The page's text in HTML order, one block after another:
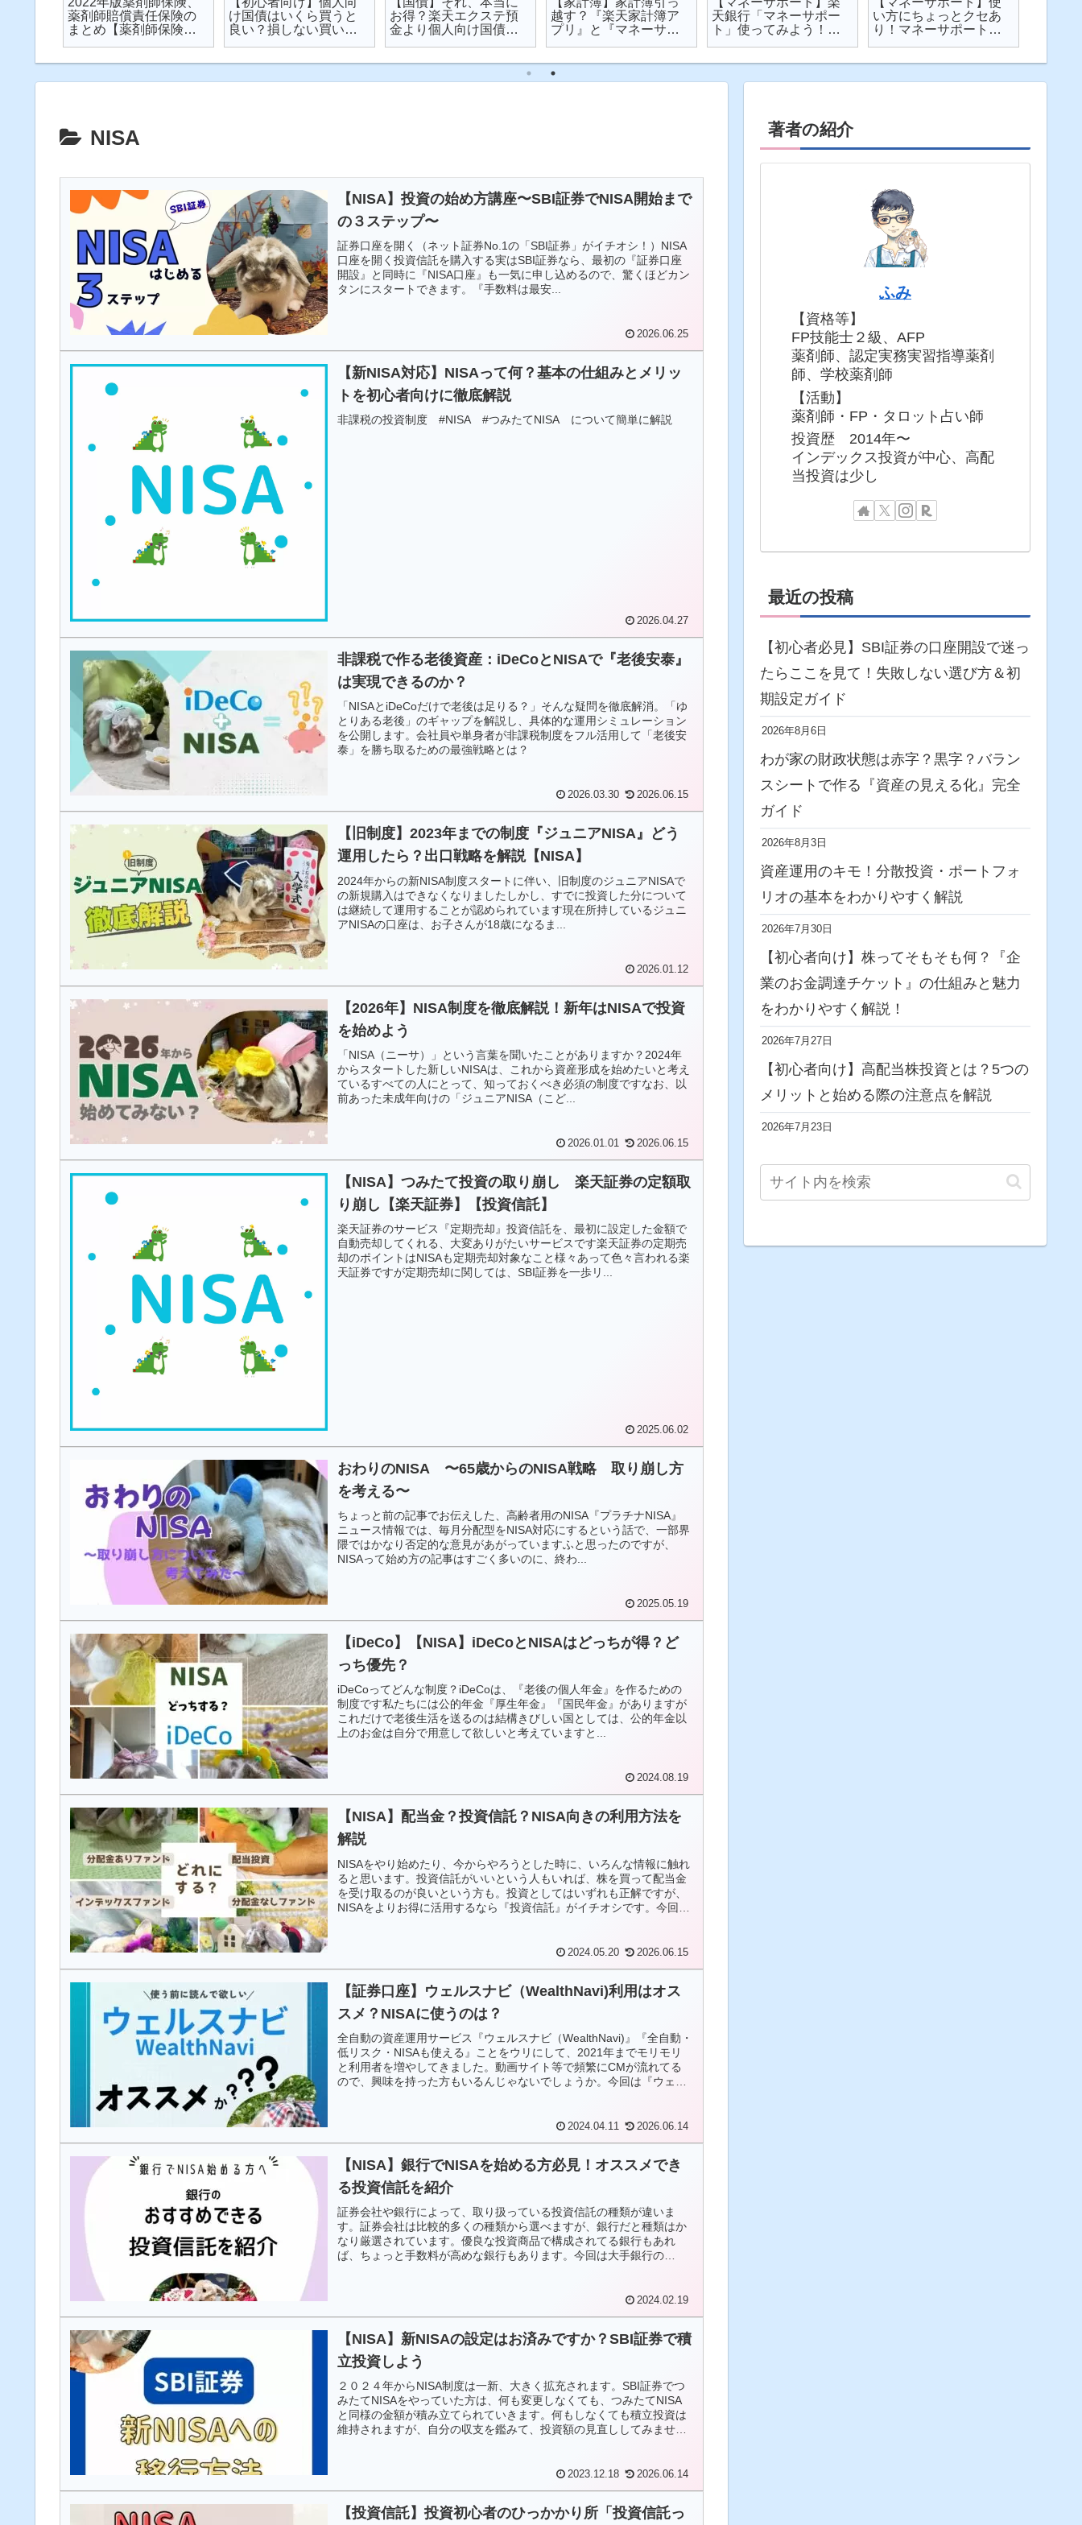
薬剤師賠償責任保険の
まとめ【薬剤師保険】
け国債はいくら買うと
良い？損しない買い方
お得？楽天エクステ預
金より個人向け国債を
越す？『楽天家計簿ア
プリ』と『マネーサポ
天銀行「マネーサポー
ト」使ってみよう！
い方にちょっとクセあ
り！マネーサポートの
NISA
【NISA】投資の始め方講座〜SBI証券でNISA開始まで
の３ステップ〜
証券口座を開く（ネット証券No.1の「SBI証券」がイチオシ！）NISA
口座を開く投資信託を購入する実はSBI証券なら、最初の『証券口座
開設』と同時に『NISA口座』も一気に申し込めるので、驚くほどカン
タンにスタートできます。『手数料は最安...
2026.06.25
【新NISA対応】NISAって何？基本の仕組みとメリッ
トを初心者向けに徹底解説
非課税の投資制度 #NISA #つみたてNISA について簡単に解説
2026.04.27
非課税で作る老後資産：iDeCoとNISAで『老後安泰』
は実現できるのか？
「NISAとiDeCoだけで老後は足りる？」そんな疑問を徹底解消。「ゆ
とりある老後」のギャップを解説し、具体的な運用シミュレーション
を公開します。会社員や単身者が非課税制度をフル活用して「老後安
泰」を勝ち取るための最強戦略とは？
2026.03.30 2026.06.15
【旧制度】2023年までの制度『ジュニアNISA』どう
運用したら？出口戦略を解説【NISA】
2024年からの新NISA制度スタートに伴い、旧制度のジュニアNISAで
の新規購入はできなくなりましたしかし、すでに投資した分について
は継続して運用することが認められています現在所持しているジュニ
アNISAの口座は、お子さんが18歳になるま...
2026.01.12
【2026年】NISA制度を徹底解説！新年はNISAで投資
を始めよう
「NISA（ニーサ）」という言葉を聞いたことがありますか？2024年
からスタートした新しいNISAは、これから資産形成を始めたいと考え
ているすべての人にとって、知っておくべき必須の制度ですなお、以
前あった未成年向けの「ジュニアNISA（こど...
2026.01.01 2026.06.15
【NISA】つみたて投資の取り崩し 楽天証券の定額取
り崩し【楽天証券】【投資信託】
楽天証券のサービス『定期売却』投資信託を、最初に設定した金額で
自動売却してくれる、大変ありがたいサービスです楽天証券の定期売
却のポイントはNISAも定期売却対象なこと様々あって色々言われる楽
天証券ですが定期売却に関しては、SBI証券を一歩リ...
2025.06.02
おわりのNISA 〜65歳からのNISA戦略 取り崩し方
を考える〜
ちょっと前の記事でお伝えした、高齢者用のNISA『プラチナNISA』
ニュース情報では、毎月分配型をNISA対応にするという話で、一部界
隈ではかなり否定的な意見があがっていますふと思ったのですが、
NISAって始め方の記事はすごく多いのに、終わ...
2025.05.19
【iDeCo】【NISA】iDeCoとNISAはどっちが得？ど
っち優先？
iDeCoってどんな制度？iDeCoは、『老後の個人年金』を作るための
制度です私たちには公的年金『厚生年金』『国民年金』がありますが
これだけで老後生活を送るのは結構きびしい国としては、公的年金以
上のお金は自分で用意して欲しいと考えていますと...
2024.08.19
【NISA】配当金？投資信託？NISA向きの利用方法を
解説
NISAをやり始めたり、今からやろうとした時に、いろんな情報に触れ
ると思います。投資信託がいいという人もいれば、株を買って配当金
を受け取るのが良いという方も。投資としてはいずれも正解ですが、
NISAをよりお得に活用するなら『投資信託』がイチオシです。今回は
2024.05.20 2026.06.15
【証券口座】ウェルスナビ（WealthNavi)利用はオス
スメ？NISAに使うのは？
全自動の資産運用サービス『ウェルスナビ（WealthNavi)』『全自動・
低リスク・NISAも使える』ことをウリにして、2021年までモリモリ
と利用者を増やしてきました。動画サイト等で頻繁にCMが流れてる
ので、興味を持った方もいるんじゃないでしょうか。今回は『ウェル
2024.04.11 2026.06.14
【NISA】銀行でNISAを始める方必見！オススメでき
る投資信託を紹介
証券会社や銀行によって、取り扱っている投資信託の種類が違いま
す。証券会社は比較的多くの種類から選べますが、銀行だと種類はか
なり厳選されています。優良な投資商品で構成されてる銀行もあれ
ば、ちょっと手数料が高めな銀行もあります。今回は大手銀行の
2024.02.19
【NISA】新NISAの設定はお済みですか？SBI証券で積
立投資しよう
２０２４年からNISA制度は一新、大きく拡充されます。SBI証券でつ
みたてNISAをやっていた方は、何も変更しなくても、つみたてNISA
と同様の金額が積み立てられていきます。何もしなくても積立投資は
維持されますが、自分の収支を鑑みて、投資額の見直ししてみません
2023.12.18 2026.06.14
【投資信託】投資初心者のひっかかり所「投資信託っ
著者の紹介
ふみ
【資格等】
FP技能士２級、AFP
薬剤師、認定実務実習指導薬剤
師、学校薬剤師
【活動】
薬剤師・FP・タロット占い師
投資歴 2014年〜
インデックス投資が中心、高配
当投資は少し
最近の投稿
【初心者必見】SBI証券の口座開設で迷っ
たらここを見て！失敗しない選び方＆初
期設定ガイド
2026年8月6日
わが家の財政状態は赤字？黒字？バラン
スシートで作る『資産の見える化』完全
ガイド
2026年8月3日
資産運用のキモ！分散投資・ポートフォ
リオの基本をわかりやすく解説
2026年7月30日
【初心者向け】株ってそもそも何？『企
業のお金調達チケット』の仕組みと魅力
をわかりやすく解説！
2026年7月27日
【初心者向け】高配当株投資とは？5つの
メリットと始める際の注意点を解説
2026年7月23日